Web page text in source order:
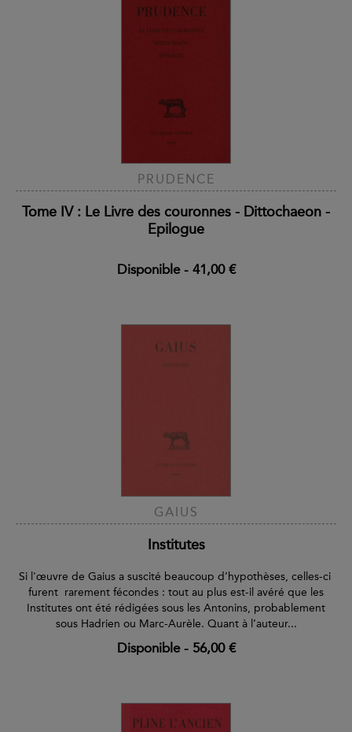
PRUDENCE
Tome IV : Le Livre des couronnes - Dittochaeon -
Epilogue
Disponible- 41,00 €
GAIUS
Institutes
Si l'œuvre de Gaius a suscité beaucoup d’hypothèses, celles-ci
furent rarement fécondes : tout au plus est-il avéré que les
Institutes ont été rédigées sous les Antonins, probablement
sous Hadrien ou Marc-Aurèle. Quant à l’auteur...
Disponible- 56,00 €